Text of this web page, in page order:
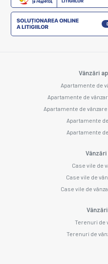
Vânzări
Apartamente de
Apartamente de
Apartamente de
Apartamente
Apartamente
Case vile de
Case vile de
Case vile de
Terenuri de
Terenuri de